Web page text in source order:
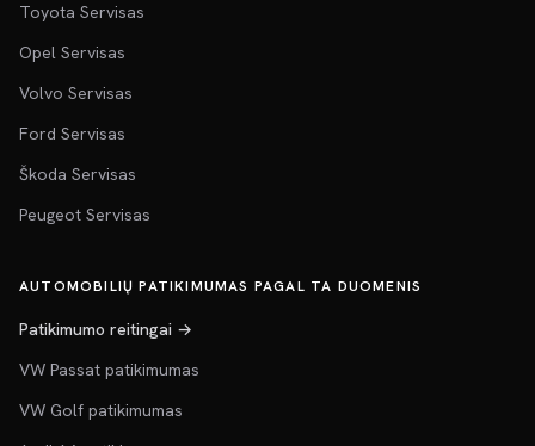
Toyota Servisas
Opel Servisas
Volvo Servisas
Ford Servisas
Škoda Servisas
Peugeot Servisas
AUTOMOBILIŲ PATIKIMUMAS PAGAL TA DUOMENIS
Patikimumo reitingai →
VW Passat patikimumas
VW Golf patikimumas